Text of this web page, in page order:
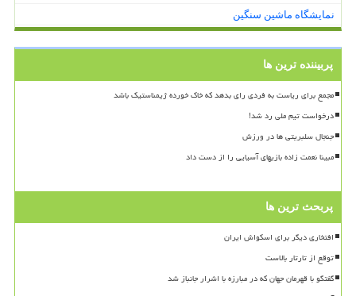
نمایشگاه ماشین سنگین
پربیننده ترین ها
مجمع برای ریاست به فردی رای بدهد که خاک خورده ژیمناستیک باشد
درخواست تیم ملی رد شد!
جنجال سلبریتی ها در ورزش
مبینا نعمت زاده بازیهای آسیایی را از دست داد
پربحث ترین ها
افتخاری دیگر برای اسکواش ایران
توقع از تارتار بالاست
گفتگو با قهرمان جهان که در مبارزه با اشرار جانباز شد